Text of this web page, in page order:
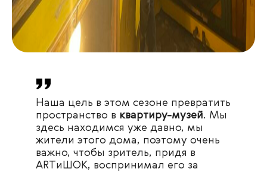
Наша цель в этом сезоне превратить
пространство в квартиру-музей. Мы
здесь находимся уже давно, мы
жители этого дома, поэтому очень
важно, чтобы зритель, придя в
ARTиШОК, воспринимал его за